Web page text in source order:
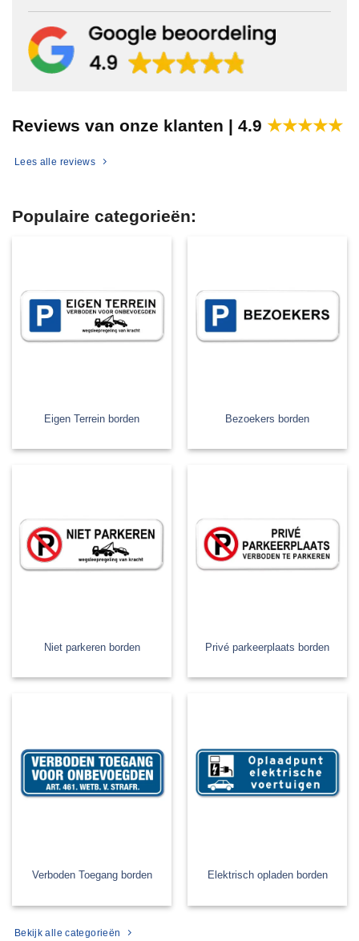
Reviews van onze klanten | 4.9 ★★★★★
Lees alle reviews
Populaire categorieën:
Eigen Terrein borden Bezoekers borden
Niet parkeren borden Privé parkeerplaats borden
Verboden Toegang borden Elektrisch opladen borden
Bekijk alle categorieën